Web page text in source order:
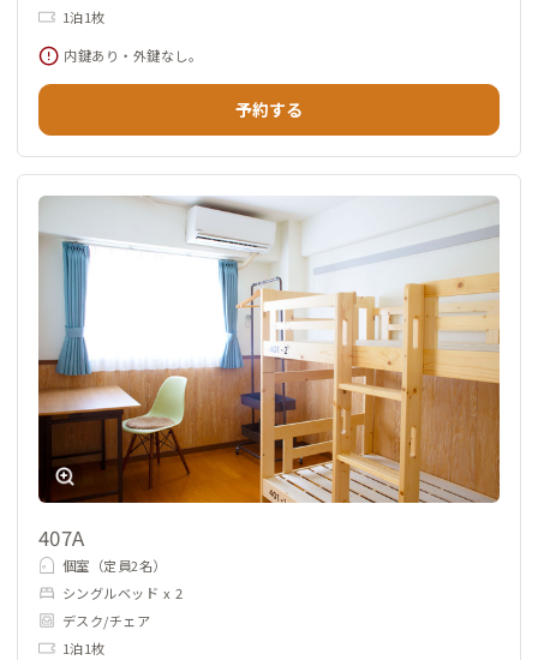
1泊1枚
内鍵あり・外鍵なし。
予約する
407A
個室（定員2名）
シングルベッド x 2
デスク/チェア
1泊1枚